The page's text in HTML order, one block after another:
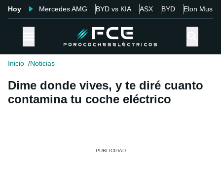
Hoy Mercedes AMG BYD vs KIA ASX BYD Elon Musk
Inicio Noticias
Dime donde vives, y te diré cuanto
contamina tu coche eléctrico